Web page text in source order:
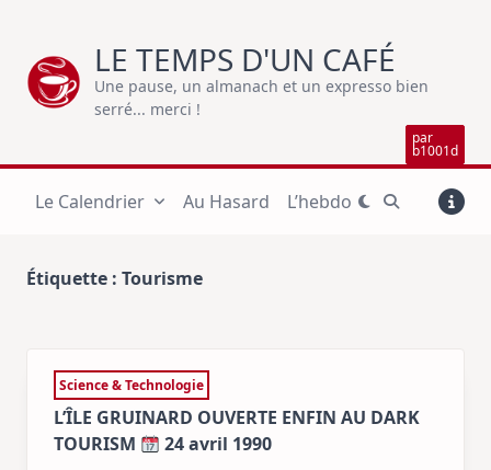
content
LE TEMPS D'UN CAFÉ
Une pause, un almanach et un expresso bien
serré... merci !
par
b1001d
Le Calendrier Au Hasard L’hebdo
Étiquette : Tourisme
Science & Technologie
L’ÎLE GRUINARD OUVERTE ENFIN AU DARK
TOURISM
24 avril 1990